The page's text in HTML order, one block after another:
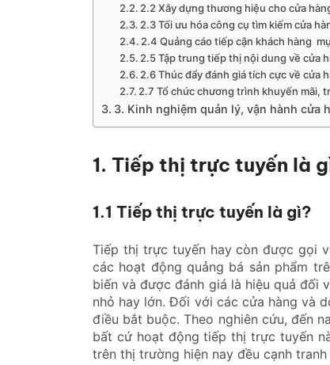
2.2 Xây dựng thương hiệu cho cửa
2.3 Tối ưu hóa công cụ tìm kiếm cửa
2.4 Quảng cáo tiếp cận khách hàng
2.5 Tập trung tiếp thị nội dung về cửa
2.6 Thúc đẩy đánh giá tích cực về cửa
2.7 Tổ chức chương trình khuyến mãi,
3. Kinh nghiệm quản lý, vận hành cửa
1. Tiếp thị trực tuyến là
1.1 Tiếp thị trực tuyến là gì?
Tiếp thị trực tuyến hay còn được gọi
các hoạt động quảng bá sản phẩm
biến và được đánh giá là hiệu quả đối
nhỏ hay lớn. Đối với các cửa hàng và
điều bắt buộc. Theo nghiên cứu, đến
bất cứ hoạt động tiếp thị trực tuyến
trên thị trường hiện nay đều cạnh